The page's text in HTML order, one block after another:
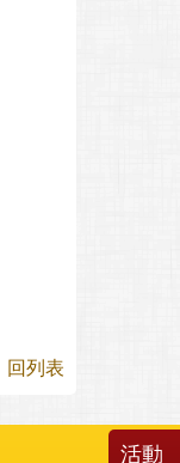
回列表
活動